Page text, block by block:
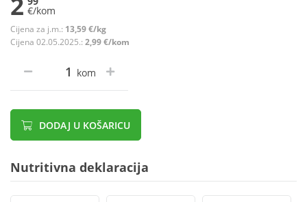
€/kom
Cijena za j.m.: 13,59 €/kg
Cijena 02.05.2025.: 2,99 €/kom
kom
DODAJ U KOŠARICU
Nutritivna deklaracija